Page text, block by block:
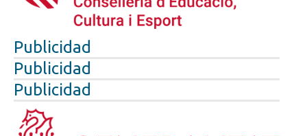
Publicidad
Publicidad
Publicidad